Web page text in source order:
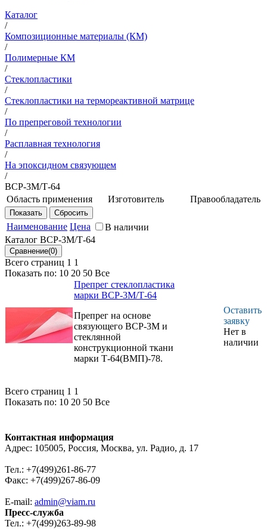
Каталог
/
Композиционные материалы (КМ)
/
Полимерные КМ
/
Стеклопластики
/
Стеклопластики на термореактивной матрице
/
По препреговой технологии
/
Расплавная технология
/
На эпоксидном связующем
/
ВСР-3М/Т-64
Область применения
Детали силовых
конструкций
авиационной
техники,
работающие при
температурах от
минус 60 до плюс
Изготовитель
институт" -
Правообладатель
Наименование Цена
В наличии
Каталог ВСР-3М/Т-64
Всего страниц 1 1
Показать по: 10 20 50 Все
Препрег стеклопластика
марки ВСР-3М/Т-64
Препрег на основе
связующего ВСР-3М и
стеклянной
конструкционной ткани
марки Т-64(ВМП)-78.
Оставить
заявку
Нет в
наличии
Всего страниц 1 1
Показать по: 10 20 50 Все
Контактная информация
Адрес: 105005, Россия, Москва, ул. Радио, д. 17
Тел.: +7(499)261-86-77
Факс: +7(499)267-86-09
E-mail: admin@viam.ru
Пресс-служба
Тел.: +7(499)263-89-98